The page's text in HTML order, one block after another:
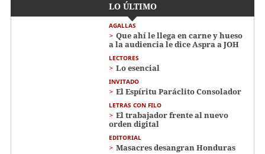
LO ÚLTIMO
AGALLAS
Que ahí le llega en carne y hueso
a la audiencia le dice Aspra a JOH
LECTORES
Lo esencial
INVITADO
El Espíritu Paráclito Consolador
LETRAS CON FILO
El trabajador frente al nuevo
orden digital
EDITORIAL
Masacres desangran Honduras